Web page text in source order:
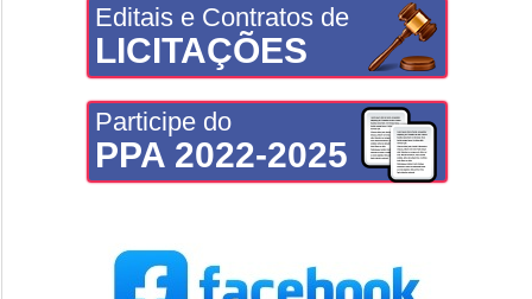
Editais e Contratos de
LICITAÇÕES
Participe do
PPA 2022-2025